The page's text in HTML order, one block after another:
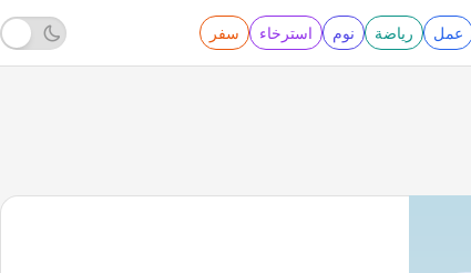
عمل رياضة نوم استرخاء سفر